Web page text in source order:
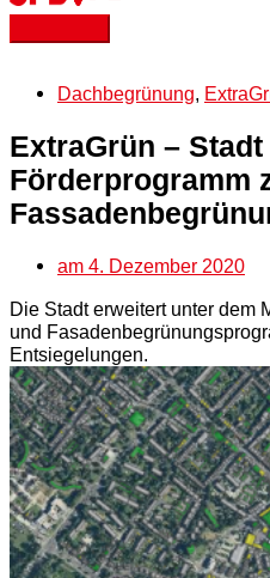
Dachbegrünung,
ExtraGrün –
Förderprogramm
am 4. Dezember 2020
Die Stadt erweitert unter dem
und
Entsiegelungen.